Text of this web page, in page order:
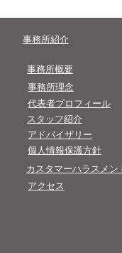
受
​事務所紹介
​事務所概要
事務所理念
代表者プロフィール
​スタッフ紹介
​アドバイザリー
​個人情報保護方針​
カスタマーハラスメン
アクセス